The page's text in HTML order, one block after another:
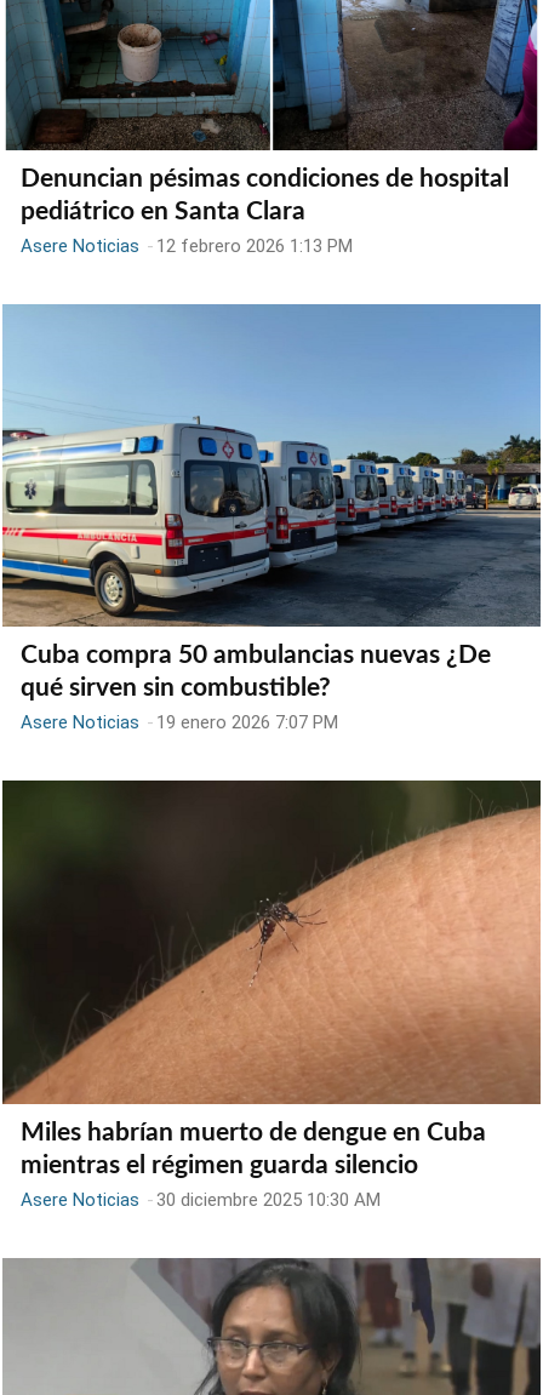
Denuncian pésimas condiciones de hospital
pediátrico en Santa Clara
Asere Noticias - 12 febrero 2026 1:13 PM
Cuba compra 50 ambulancias nuevas ¿De
qué sirven sin combustible?
Asere Noticias - 19 enero 2026 7:07 PM
Miles habrían muerto de dengue en Cuba
mientras el régimen guarda silencio
Asere Noticias - 30 diciembre 2025 10:30 AM